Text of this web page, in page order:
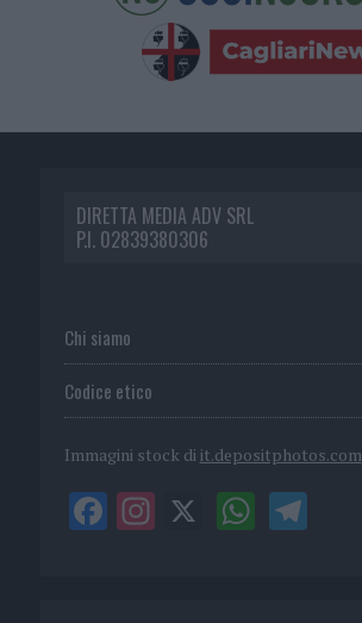
DIRETTA MEDIA ADV SRL
P.I. 02839380306
Chi siamo
Codice etico
Immagini stock di it.depositphotos.com